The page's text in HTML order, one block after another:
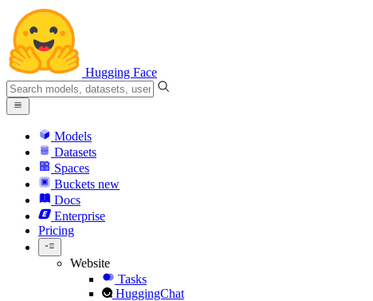
Hugging Face
Models
Datasets
Spaces
Buckets new
Docs
Enterprise
Pricing
Website
Tasks
HuggingChat